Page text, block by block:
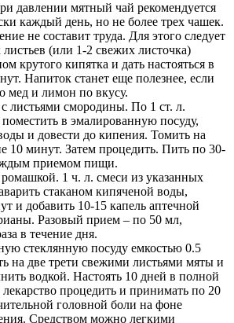
давлении мятный чай рекомендуется
каждый день, но не более трех чашек.
не составит труда. Для этого следует
(или 1-2 свежих листочка)
крутого кипятка и дать настояться в
Напиток станет еще полезнее, если
мед и лимон по вкусу.
листьями смородины. По 1 ст. л.
в эмалированную посуду,
и довести до кипения. Томить на
10 минут. Затем процедить. Пить по 30-
приемом пищи.
1 ч. л. смеси из указанных
стаканом кипяченой воды,
и добавить 10-15 капель аптечной
Разовый прием – по 50 мл,
в течение дня.
стеклянную посуду емкостью 0.5
на две трети свежими листьями мяты и
водкой. Настоять 10 дней в полной
лекарство процедить и принимать по 20
головной боли на фоне
Средством можно легкими